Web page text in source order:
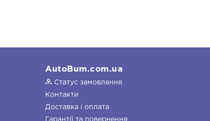
AutoBum.com.ua
Статус замовлення
Контакти
Доставка і оплата
Гарантії та повернення